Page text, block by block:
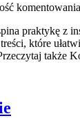
komentowania
praktykę z
które